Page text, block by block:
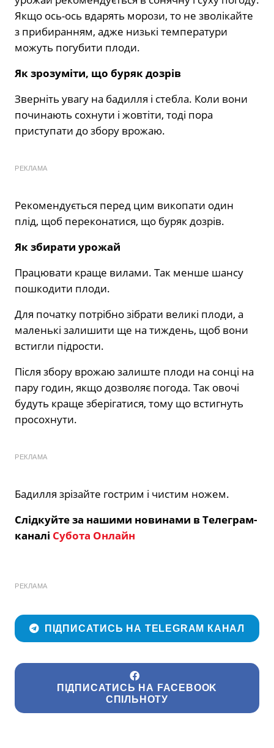
Якщо ось-ось вдарять морози, то не зволікайте
з прибиранням, адже низькі температури
можуть погубити плоди.
Як зрозуміти, що буряк дозрів
Зверніть увагу на бадилля і стебла. Коли вони
починають сохнути і жовтіти, тоді пора
приступати до збору врожаю.
РЕКЛАМА
Рекомендується перед цим викопати один
плід, щоб переконатися, що буряк дозрів.
Як збирати урожай
Працювати краще вилами. Так менше шансу
пошкодити плоди.
Для початку потрібно зібрати великі плоди, а
маленькі залишити ще на тиждень, щоб вони
встигли підрости.
Після збору врожаю залиште плоди на сонці на
пару годин, якщо дозволяє погода. Так овочі
будуть краще зберігатися, тому що встигнуть
просохнути.
РЕКЛАМА
Бадилля зрізайте гострим і чистим ножем.
Слідкуйте за нашими новинами в Телеграм-
каналі Субота Онлайн
РЕКЛАМА
ПІДПИСАТИСЬ НА TELEGRAM КАНАЛ
ПІДПИСАТИСЬ НА FACEBOOK
СПІЛЬНОТУ